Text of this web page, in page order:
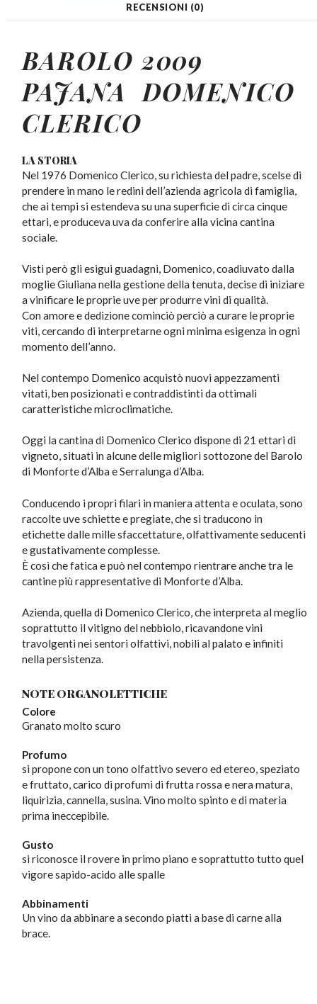
RECENSIONI (0)
BAROLO 2009
PAJANA DOMENICO
CLERICO
LA STORIA
Nel 1976 Domenico Clerico, su richiesta del padre, scelse di
prendere in mano le redini dell’azienda agricola di famiglia,
che ai tempi si estendeva su una superficie di circa cinque
ettari, e produceva uva da conferire alla vicina cantina
sociale.
Visti però gli esigui guadagni, Domenico, coadiuvato dalla
moglie Giuliana nella gestione della tenuta, decise di iniziare
a vinificare le proprie uve per produrre vini di qualità.
Con amore e dedizione cominciò perciò a curare le proprie
viti, cercando di interpretarne ogni minima esigenza in ogni
momento dell’anno.
Nel contempo Domenico acquistò nuovi appezzamenti
vitati, ben posizionati e contraddistinti da ottimali
caratteristiche microclimatiche.
Oggi la cantina di Domenico Clerico dispone di 21 ettari di
vigneto, situati in alcune delle migliori sottozone del Barolo
di Monforte d’Alba e Serralunga d’Alba.
Conducendo i propri filari in maniera attenta e oculata, sono
raccolte uve schiette e pregiate, che si traducono in
etichette dalle mille sfaccettature, olfattivamente seducenti
e gustativamente complesse.
È così che fatica e può nel contempo rientrare anche tra le
cantine più rappresentative di Monforte d’Alba.
Azienda, quella di Domenico Clerico, che interpreta al meglio
soprattutto il vitigno del nebbiolo, ricavandone vini
travolgenti nei sentori olfattivi, nobili al palato e infiniti
nella persistenza.
NOTE ORGANOLETTICHE
Colore
Granato molto scuro
Profumo
si propone con un tono olfattivo severo ed etereo, speziato
e fruttato, carico di profumi di frutta rossa e nera matura,
liquirizia, cannella, susina. Vino molto spinto e di materia
prima ineccepibile.
Gusto
si riconosce il rovere in primo piano e soprattutto tutto quel
vigore sapido-acido alle spalle
Abbinamenti
Un vino da abbinare a secondo piatti a base di carne alla
brace.